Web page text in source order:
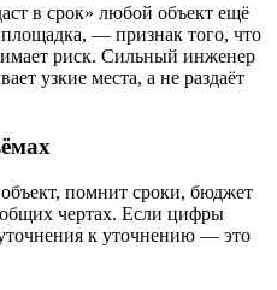
в срок» любой объект ещё
— признак того, что
риск. Сильный инженер
узкие места, а не раздаёт
помнит сроки, бюджет
чертах. Если цифры
к уточнению — это